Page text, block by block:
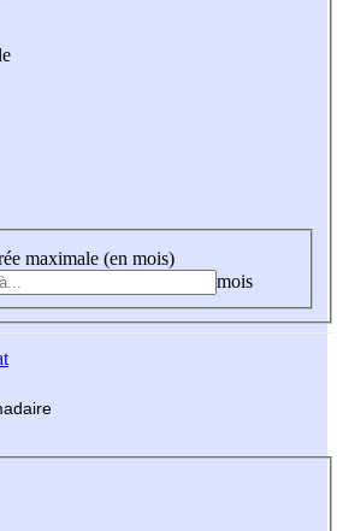
maximale (en mois)
mois